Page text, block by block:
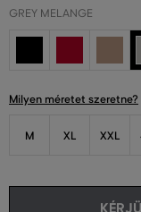
GREY MELANGE
Milyen méretet szeretne?
M XL XXL